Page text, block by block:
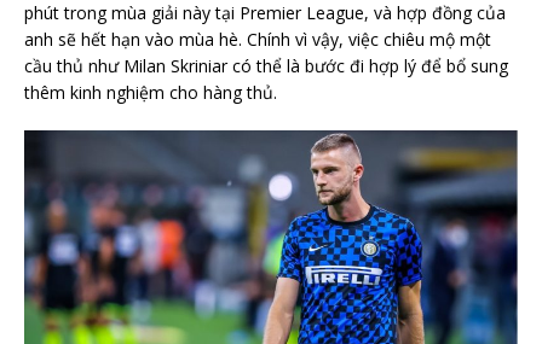
phút trong mùa giải này tại Premier League, và hợp đồng của
anh sẽ hết hạn vào mùa hè. Chính vì vậy, việc chiêu mộ một
cầu thủ như Milan Skriniar có thể là bước đi hợp lý để bổ sung
thêm kinh nghiệm cho hàng thủ.